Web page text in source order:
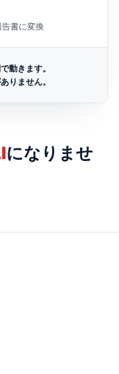
書に変換
動きます。
りません。
になりませ